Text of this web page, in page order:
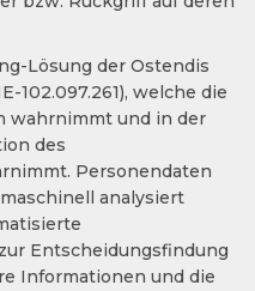
Lösung der Ostendis
102.097.261), welche die
wahrnimmt und in der
des
Personendaten
analysiert
Entscheidungsfindung
Informationen und die